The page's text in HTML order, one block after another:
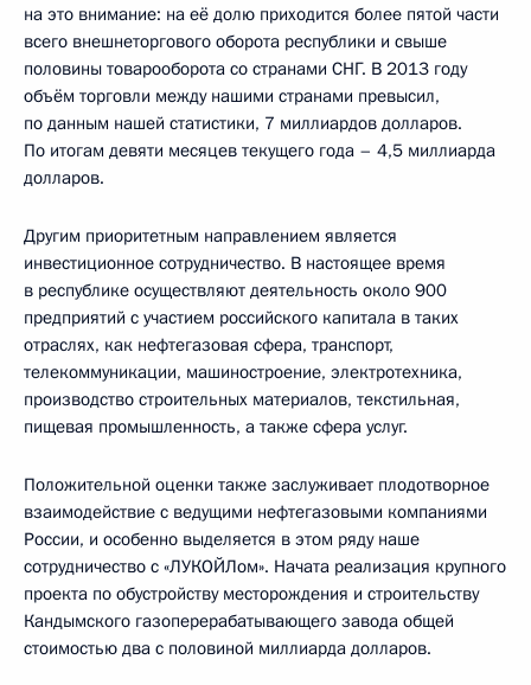
на это внимание: на её долю приходится более пятой части
всего внешнеторгового оборота республики и свыше
половины товарооборота со странами СНГ. В 2013 году
объём торговли между нашими странами превысил,
по данным нашей статистики, 7 миллиардов долларов.
По итогам девяти месяцев текущего года – 4,5 миллиарда
долларов.
Другим приоритетным направлением является
инвестиционное сотрудничество. В настоящее время
в республике осуществляют деятельность около 900
предприятий с участием российского капитала в таких
отраслях, как нефтегазовая сфера, транспорт,
телекоммуникации, машиностроение, электротехника,
производство строительных материалов, текстильная,
пищевая промышленность, а также сфера услуг.
Положительной оценки также заслуживает плодотворное
взаимодействие с ведущими нефтегазовыми компаниями
России, и особенно выделяется в этом ряду наше
сотрудничество с «ЛУКОЙЛом». Начата реализация крупного
проекта по обустройству месторождения и строительству
Кандымского газоперерабатывающего завода общей
стоимостью два с половиной миллиарда долларов.